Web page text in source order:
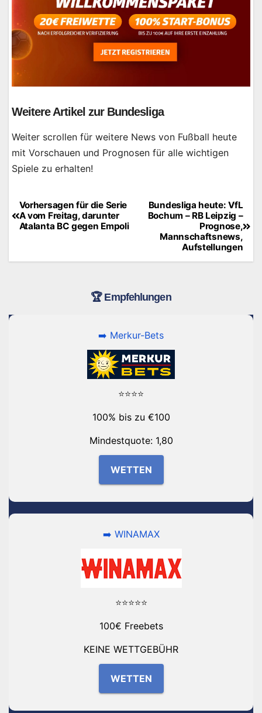
Weitere Artikel zur Bundesliga
Weiter scrollen für weitere News von Fußball heute
mit Vorschauen und Prognosen für alle wichtigen
Spiele zu erhalten!
Beitragsnavigation
Bundesliga heute: VfL
Bochum – RB Leipzig –
Prognose,
Mannschaftsnews,
Aufstellungen
Vorhersagen für die Serie
A vom Freitag, darunter
Atalanta BC gegen Empoli
🏆 Empfehlungen
➡️ Merkur-Bets
⭐⭐⭐⭐
100% bis zu €100
Mindestquote: 1,80
WETTEN
➡️ WINAMAX
⭐⭐⭐⭐⭐
100€ Freebets
KEINE WETTGEBÜHR
WETTEN